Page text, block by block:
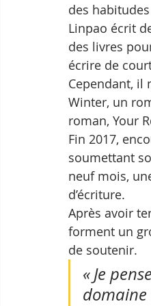
des
Linpao écrit
des livres
écrire de
Cependant, il
Winter, un
roman, Your
Fin 2017,
soumettant
neuf mois,
d’écriture.
Après avoir
forment un
de soutenir.
« Je